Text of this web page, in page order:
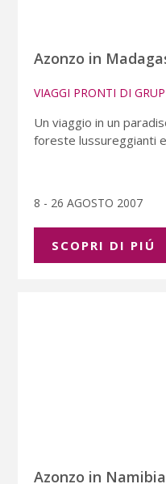
Azonzo in
VIAGGI PRONTI DI
Un viaggio in un
foreste lussureggianti
8 - 26 AGOSTO 2007
SCOPRI DI PIÚ
Azonzo in